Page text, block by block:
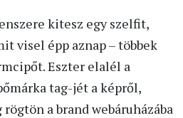
kitesz egy szelfit,
visel épp aznap – többek
Eszter elalél a
tag-jét a képről,
a brand webáruházába